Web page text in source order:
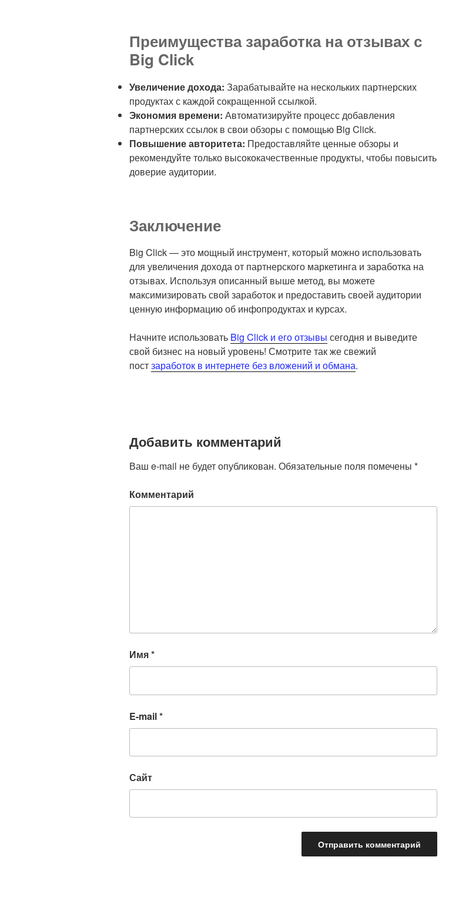
Преимущества заработка на отзывах с
Big Click
Увеличение дохода: Зарабатывайте на нескольких партнерских
продуктах с каждой сокращенной ссылкой.
Экономия времени: Автоматизируйте процесс добавления
партнерских ссылок в свои обзоры с помощью Big Click.
Повышение авторитета: Предоставляйте ценные обзоры и
рекомендуйте только высококачественные продукты, чтобы повысить
доверие аудитории.
Заключение
Big Click — это мощный инструмент, который можно использовать
для увеличения дохода от партнерского маркетинга и заработка на
отзывах. Используя описанный выше метод, вы можете
максимизировать свой заработок и предоставить своей аудитории
ценную информацию об инфопродуктах и курсах.
Начните использовать Big Click и его отзывы сегодня и выведите
свой бизнес на новый уровень! Смотрите так же свежий
постзаработок в интернете без вложений и обмана.
Добавить комментарий
Ваш e-mail не будет опубликован. Обязательные поля помечены *
Комментарий
Имя*
E-mail*
Сайт